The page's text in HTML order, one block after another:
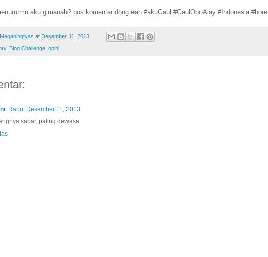
aku gimanah? pos komentar dong eah #akuGaul #GaulOpoAlay #Indonesia #hore
Meganingtyas at Desember 11, 2013
, Blog Challenge opini
Rabu, Desember 11, 2013
sabar, paling dewasa